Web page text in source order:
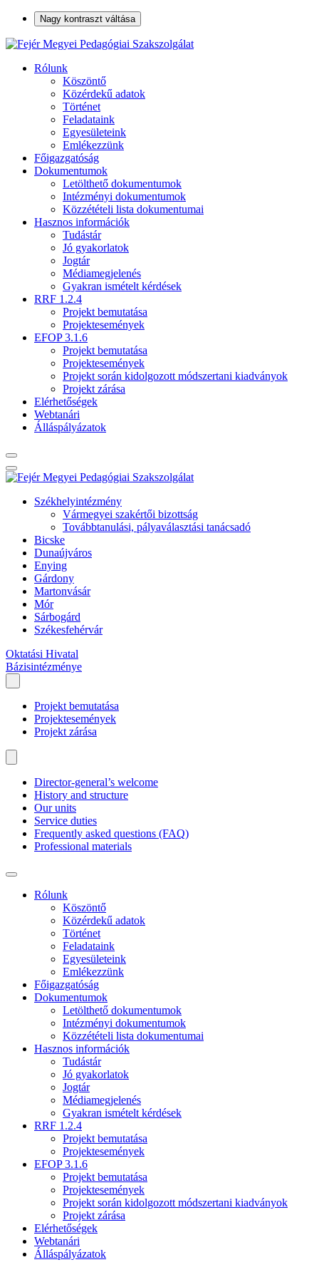
Nagy kontraszt váltása
Rólunk
Köszöntő
Közérdekű adatok
Történet
Feladataink
Egyesületeink
Emlékezzünk
Főigazgatóság
Dokumentumok
Letölthető dokumentumok
Intézményi dokumentumok
Közzétételi lista dokumentumai
Hasznos információk
Tudástár
Jó gyakorlatok
Jogtár
Médiamegjelenés
Gyakran ismételt kérdések
RRF 1.2.4
Projekt bemutatása
Projektesemények
EFOP 3.1.6
Projekt bemutatása
Projektesemények
Projekt során kidolgozott módszertani kiadványok
Projekt zárása
Elérhetőségek
Webtanári
Álláspályázatok
Székhelyintézmény
Vármegyei szakértői bizottság
Továbbtanulási, pályaválasztási tanácsadó
Bicske
Dunaújváros
Enying
Gárdony
Martonvásár
Mór
Sárbogárd
Székesfehérvár
Oktatási Hivatal
Bázisintézménye
Projekt bemutatása
Projektesemények
Projekt zárása
Director-general’s welcome
History and structure
Our units
Service duties
Frequently asked questions (FAQ)
Professional materials
Rólunk
Köszöntő
Közérdekű adatok
Történet
Feladataink
Egyesületeink
Emlékezzünk
Főigazgatóság
Dokumentumok
Letölthető dokumentumok
Intézményi dokumentumok
Közzétételi lista dokumentumai
Hasznos információk
Tudástár
Jó gyakorlatok
Jogtár
Médiamegjelenés
Gyakran ismételt kérdések
RRF 1.2.4
Projekt bemutatása
Projektesemények
EFOP 3.1.6
Projekt bemutatása
Projektesemények
Projekt során kidolgozott módszertani kiadványok
Projekt zárása
Elérhetőségek
Webtanári
Álláspályázatok